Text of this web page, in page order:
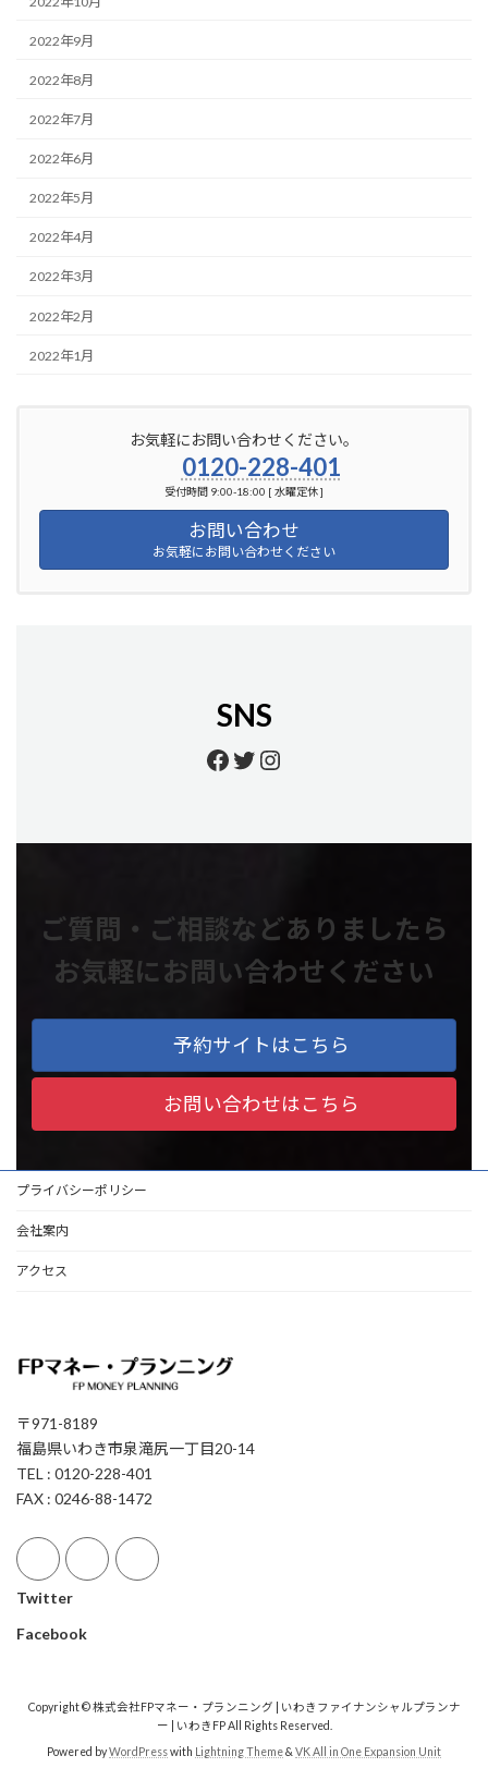
2022年9月
2022年8月
2022年7月
2022年6月
2022年5月
2022年4月
2022年3月
2022年2月
2022年1月
お気軽にお問い合わせください。
0120-228-401
受付時間 9:00-18:00 [ 水曜定休 ]
お問い合わせ
お気軽にお問い合わせください
SNS
https://
https://twitter.com/
https://
ご質問・ご相談などありましたら
お気軽にお問い合わせください
予約サイトはこちら
お問い合わせはこちら
プライバシーポリシー
会社案内
アクセス
〒971-8189
福島県いわき市泉滝尻一丁目20-14
TEL : 0120-228-401
FAX : 0246-88-1472
Twitter
Facebook
Copyright © 株式会社FPマネー・プランニング | いわきファイナンシャルプランナ
ー | いわきFP All Rights Reserved.
Powered byWordPresswith Lightning Theme& VK All in One Expansion Unit